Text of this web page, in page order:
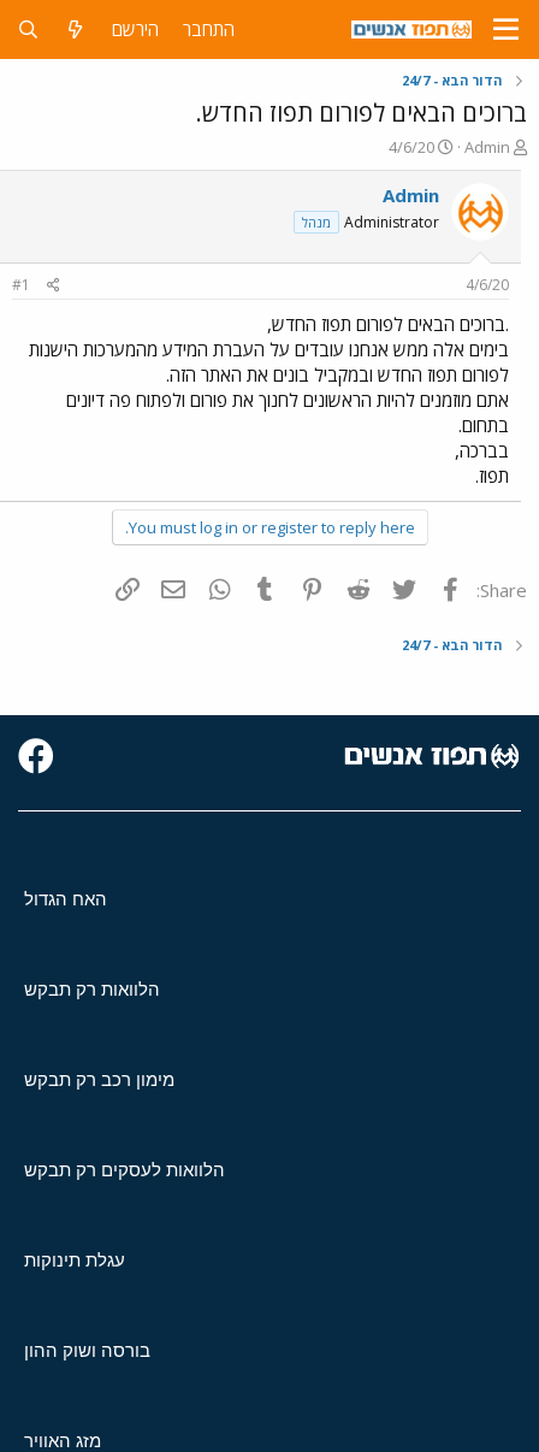
התחבר הירשם
הדור הבא - 24/7
ברוכים הבאים לפורום תפוז החדש.
פ
ו
ח
ו
ש
א
Admin
פ
ו
ר
ם
ר
י
ך
4/6/20
Admin
Administrator מנהל
4/6/20
#1
.ברוכים הבאים לפורום תפוז החדש,
בימים אלה ממש אנחנו עובדים על העברת המידע מהמערכות הישנות
לפורום תפוז החדש ובמקביל בונים את האתר הזה.
אתם מוזמנים להיות הראשונים לחנוך את פורום ולפתוח פה דיונים
בתחום.
בברכה,
תפוז.
You must log in or register to reply here.
Share: פייסבוק Twitter
Reddit
Pinterest
Tumblr
WhatsAppדואר אלקטרוני
הדור הבא - 24/7
האח הגדול
הלוואות רק תבקש
מימון רכב רק תבקש
הלוואות לעסקים רק תבקש
עגלת תינוקות
בורסה ושוק ההון
מזג האוויר